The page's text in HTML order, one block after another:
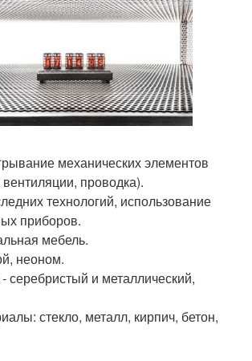
механических элементов
проводка).
технологий, использование
приборов.
мебель.
неоном.
серебристый и металлический,
стекло, металл, кирпич, бетон,